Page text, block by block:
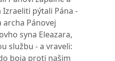
Izraeliti pýtali Pána -
Pánovej
syna Eleazara,
službu - a vraveli:
boja proti našim